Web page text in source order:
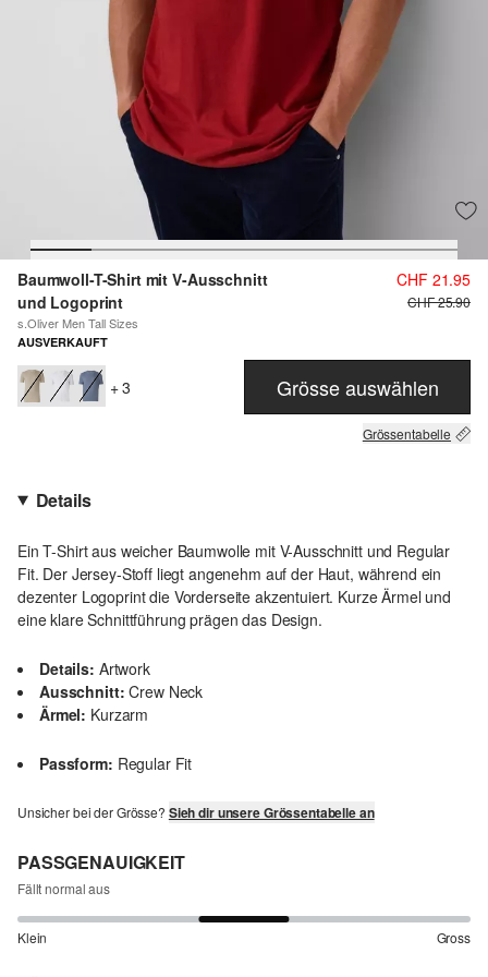
Baumwoll-T-Shirt mit V-Ausschnitt
und Logoprint
s.Oliver Men Tall Sizes
CHF 21.95
CHF 25.90
AUSVERKAUFT
+ 3 Grösse auswählen
Grössentabelle
Details
Ein T-Shirt aus weicher Baumwolle mit V-Ausschnitt und Regular
Fit. Der Jersey-Stoff liegt angenehm auf der Haut, während ein
dezenter Logoprint die Vorderseite akzentuiert. Kurze Ärmel und
eine klare Schnittführung prägen das Design.
Details: Artwork
Ausschnitt: Crew Neck
Ärmel: Kurzarm
Passform: Regular Fit
Unsicher bei der Grösse? Sieh dir unsere Grössentabelle an
PASSGENAUIGKEIT
Fällt normal aus
Klein Gross